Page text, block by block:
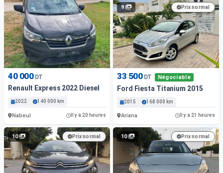
40 000 DT
Renault Express 2022 Diesel
2022 140 000 km
Nabeul Il y a 20 heures
9 Prix normal
33 500 DT Négociable
Ford Fiesta Titanium 2015
2015 168 000 km
Ariana Il y a 21 heures
10 Prix normal 10 Prix normal